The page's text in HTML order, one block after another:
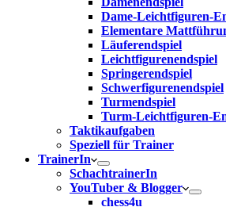
Dame-Leichtfiguren-
Elementare
Läuferendspiel
Leichtfigurenendspiel
Springerendspiel
Schwerfigurenendspiel
Turmendspiel
Turm-Leichtfiguren-
Taktikaufgaben
Speziell für Trainer
TrainerIn
SchachtrainerIn
YouTuber & Blogger
chess4u